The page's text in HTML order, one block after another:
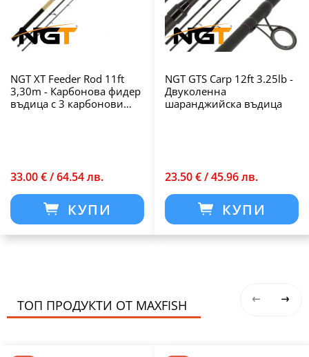
NGT XT Feeder Rod 11ft
3,30m - Карбонова фидер
въдица с 3 карбонови
33.00 € / 64.54 лв.
КУПИ
NGT GTS Carp 12ft 3.25lb -
Двуколенна
шаранджийска въдица
23.50 € / 45.96 лв.
КУПИ
ТОП ПРОДУКТИ ОТ MAXFISH